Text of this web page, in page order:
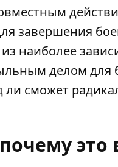
завершения
наиболее
делом для
ли сможет
это